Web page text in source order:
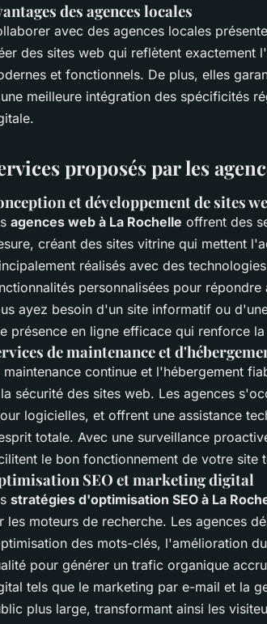
des agences locales
avec des agences locales
des sites web qui reflètent exactement
et fonctionnels. De plus, elles
meilleure intégration des spécificités
proposés par les
et développement de sites
agences web à La Rochelle offrent des
créant des sites vitrine qui mettent
réalisés avec des
personnalisées pour
ayez besoin d'un site informatif ou
présence en ligne efficace qui renforce
de maintenance et
maintenance continue et l'hébergement
sécurité des sites web. Les agences
logicielles, et offrent une assistance
totale. Avec une surveillance
le bon fonctionnement de votre site
SEO et marketing digital
stratégies d'optimisation SEO à La
les moteurs de recherche. Les agences
des mots-clés, l'amélioration
pour générer un trafic organique
tels que le marketing par e-mail et la
plus large, transformant ainsi les